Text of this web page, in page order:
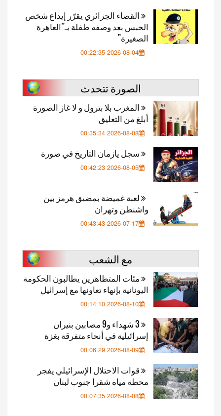
القضاء الجزائري يقرّر إيداع شخص
الحبس بعد وصفه طفلة بـ”العاهرة
الصغيرة”
2026-08-04 00:22:35
الصورة تتحدث
المغرب بلا بترول و لا غاز الصورة
أبلغ من التعليق
2026-08-08 00:35:34
سجل يازمان التاريخ في صورة
2026-08-05 00:42:23
لعبة غميضة بمضيق هرمز بين
واشنطن وتهران
2026-07-17 00:43:43
مع الشعب
مئات المتظاهرين يطالبون الحكومة
اليونانية بإنهاء تعاونها مع إسرائيل
2026-08-10 00:14:10
3 شهداء و9 مصابين بنيران
إسرائيلية في أنحاء متفرقة بغزة
2026-08-09 00:06:29
قوات الاحتلال الإسرائيلي يفجر
محطة مياه شقرا جنوب لبنان
2026-08-08 00:07:35